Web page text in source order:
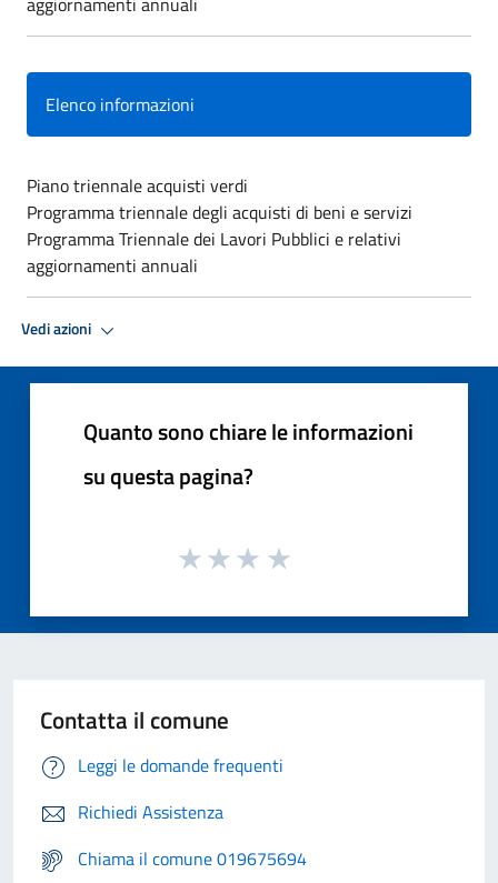
Elenco informazioni
Piano triennale acquisti verdi
Programma triennale degli acquisti di beni e servizi
Programma Triennale dei Lavori Pubblici e relativi
aggiornamenti annuali
Vedi azioni
Quanto sono chiare le informazioni
su questa pagina?
Contatta il comune
Leggi le domande frequenti
Richiedi Assistenza
Chiama il comune 019675694